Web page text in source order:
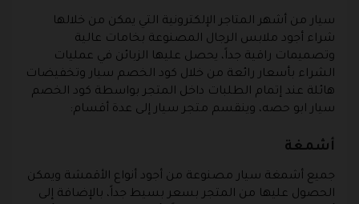
سيار من أشهر المتاجر الإلكترونية التي يمكن من خلالها
شراء أجود ملابس الرجال المصنوعة بخامات عالية
وتصميمات راقية جداً، يحصل عليها الزبائن في عمليات
الشراء بأسعار رائعة من خلال كود الخصم سيار وتخفيضات
هائلة عند إتمام الطلبات داخل المتجر بواسطة كود الخصم
سيار ابو حصه، وينقسم متجر سيار إلى عدة أقسام:
أشمغة
جميع أشمغة سيار مصنوعة من أجود أنواع الأقمشة ويمكن
الحصول عليها من المتجر بسعر بسيط جداً، بالإضافة إلى